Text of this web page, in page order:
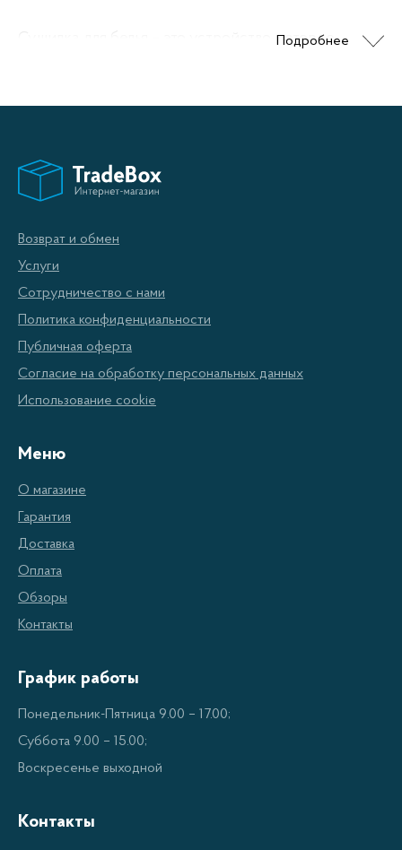
Подробнее
Сушилка для белья – это устройство, которое
разных типов и форм. Одним из наиболее
популярных вариантов является настенно-
потолочные сушилки способны выдерживать
большой вес белья, благодаря чему можно
сушить не только одежду, но и постельное
белье и полотенца.
обеспечивает долгий срок службы
устройства.
Удобство использования. В процессе сушки
белья на настенно-потолочной сушилке не
нужно дополнительно тратить
экологически чистым.
Возврат и обмен
Услуги
Сотрудничество с нами
Политика конфиденциальности
Публичная оферта
Согласие на обработку персональных данных
Использование cookie
Меню
О магазине
Гарантия
Доставка
Оплата
Обзоры
Контакты
График работы
Понедельник-Пятница 9.00 – 17.00;
Суббота 9.00 – 15.00;
Воскресенье выходной
Контакты